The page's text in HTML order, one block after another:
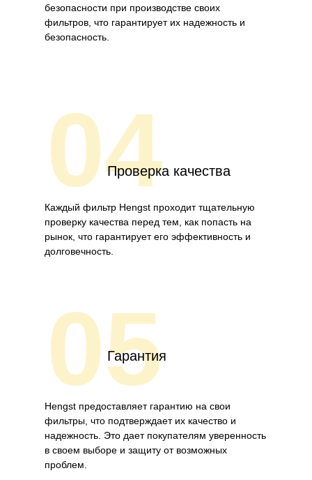
безопасности при производстве своих
фильтров, что гарантирует их надежность и
безопасность.
04Проверка качества
Каждый фильтр Hengst проходит тщательную
проверку качества перед тем, как попасть на
рынок, что гарантирует его эффективность и
долговечность.
05
Гарантия
Hengst предоставляет гарантию на свои
фильтры, что подтверждает их качество и
надежность. Это дает покупателям уверенность
в своем выборе и защиту от возможных
проблем.